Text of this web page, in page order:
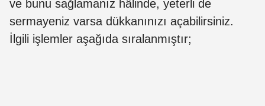
ve bunu sağlamanız hâlinde, yeterli de
sermayeniz varsa dükkanınızı açabilirsiniz.
İlgili işlemler aşağıda sıralanmıştır;